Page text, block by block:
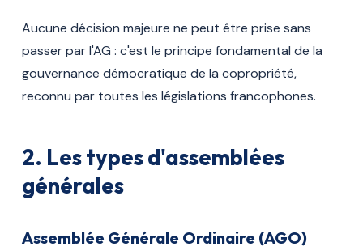
Aucune décision majeure ne peut être prise sans
passer par l'AG : c'est le principe fondamental de la
gouvernance démocratique de la copropriété,
reconnu par toutes les législations francophones.
2. Les types d'assemblées
générales
Assemblée Générale Ordinaire (AGO)